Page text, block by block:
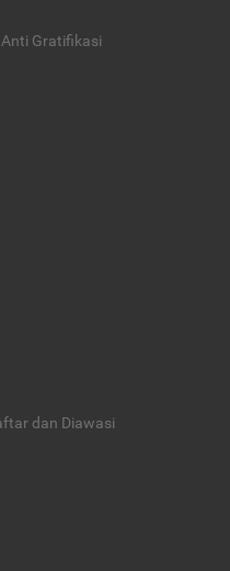
Anti Gratifikasi
dan Diawasi